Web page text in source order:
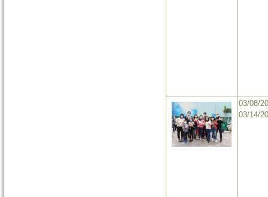
03/08/
03/14/